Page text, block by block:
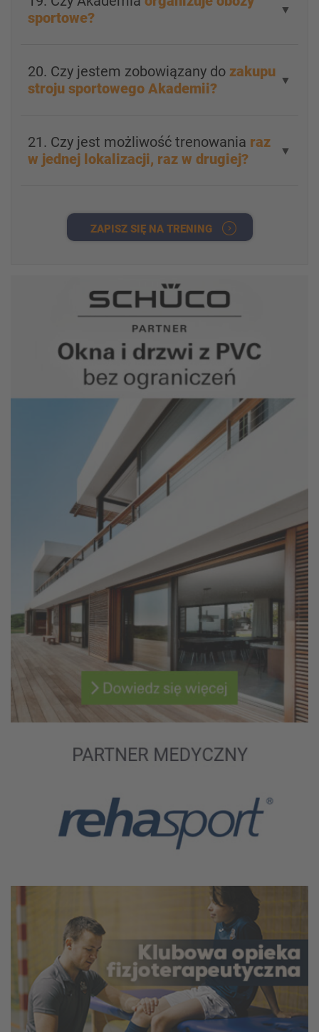
sportowe?
▼
20. Czy jestem zobowiązany do zakupu
stroju sportowego Akademii?
▼
21. Czy jest możliwość trenowania raz
w jednej lokalizacji, raz w drugiej?
▼
ZAPISZ SIĘ NA TRENING